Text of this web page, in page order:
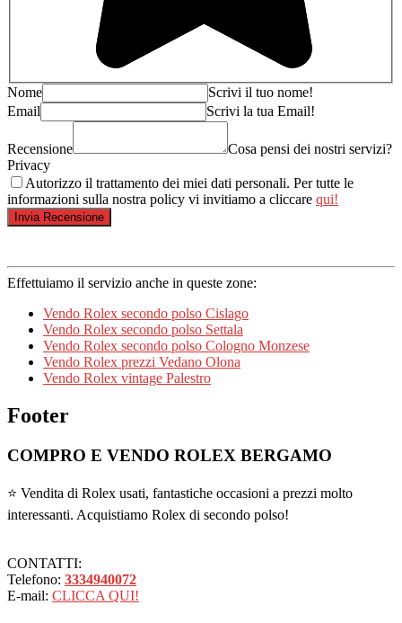
Nome
Scrivi il tuo nome!
Email
Scrivi la tua Email!
Recensione
Cosa pensi dei nostri servizi?
Privacy
Autorizzo il trattamento dei miei dati personali. Per tutte le
informazioni sulla nostra policy vi invitiamo a cliccare qui!
Effettuiamo il servizio anche in queste zone:
Vendo Rolex secondo polso Cislago
Vendo Rolex secondo polso Settala
Vendo Rolex secondo polso Cologno Monzese
Vendo Rolex prezzi Vedano Olona
Vendo Rolex vintage Palestro
Footer
COMPRO E VENDO ROLEX BERGAMO
⭐ Vendita di Rolex usati, fantastiche occasioni a prezzi molto
interessanti. Acquistiamo Rolex di secondo polso!
CONTATTI:
Telefono: 3334940072
E-mail: CLICCA QUI!